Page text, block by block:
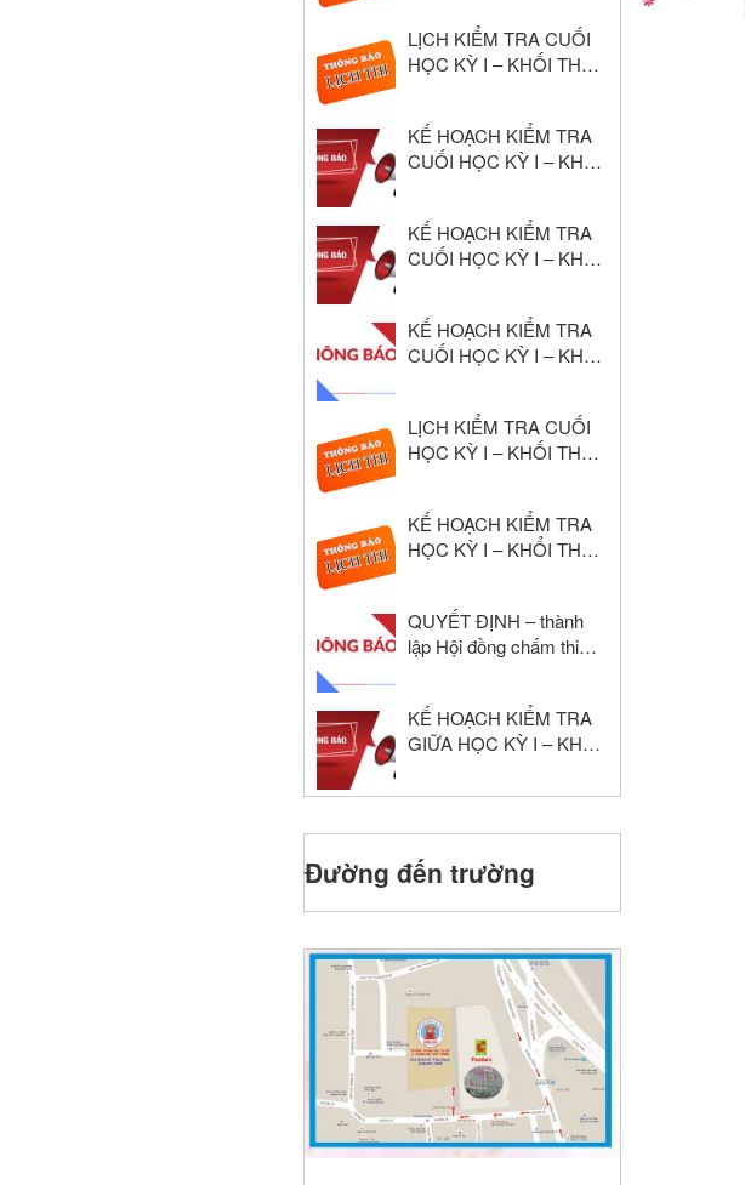
LỊCH KIỂM TRA CUỐI
HỌC KỲ I – KHỐI THCS
KẾ HOẠCH KIỂM TRA
CUỐI HỌC KỲ I – KHỐI
KẾ HOẠCH KIỂM TRA
CUỐI HỌC KỲ I – KHỐI
KẾ HOẠCH KIỂM TRA
CUỐI HỌC KỲ I – KHỐI
LỊCH KIỂM TRA CUỐI
HỌC KỲ I – KHỐI THPT
KẾ HOẠCH KIỂM TRA
HỌC KỲ I – KHỔI THPT
QUYẾT ĐỊNH – thành
lập Hội đồng chấm thi
KẾ HOẠCH KIỂM TRA
GIỮA HỌC KỲ I – KHỐI
– 2025
Đường đến trường